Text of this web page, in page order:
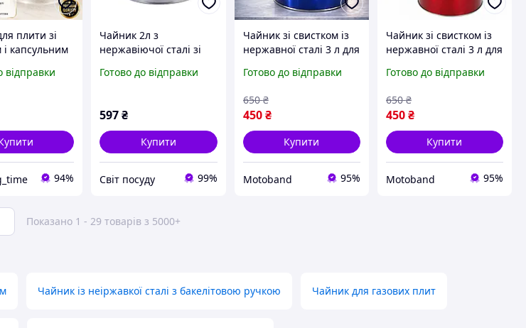
плити зі
і капсульним
Гранітні
ручкою
відправки
94%
Чайник 2л з
нержавіючої сталі зі
ручкою
Готово до відправки
597₴
Купити
Світ посуду 99%
Чайник зі свистком із
нержавної сталі 3 л для
металевий чайник з
синій
Готово до відправки
450 ₴
650 ₴
Купити
Motoband 95%
Чайник зі свистком із
нержавної сталі 3 л для
металевий чайник з
червоний
Готово до відправки
450₴
650 ₴
Купити
Motoband 95%
Показано 1 - 29 товарів з 5000+
Чайник із неіржавкої сталі з бакелітовою ручкою Чайник для газових плит